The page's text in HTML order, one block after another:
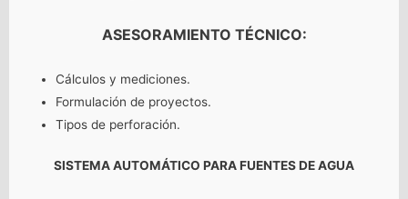
ASESORAMIENTO TÉCNICO:
Cálculos y mediciones.
Formulación de proyectos.
Tipos de perforación.
SISTEMA AUTOMÁTICO PARA FUENTES DE AGUA